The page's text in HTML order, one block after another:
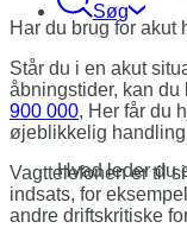
Søg
Hvad leder du
Har du brug for
Står du i en akut
åbningstider, kan du
900 000, Her får du
øjeblikkelig
Vagttelefonen er til
indsats, for
andre driftskritiske